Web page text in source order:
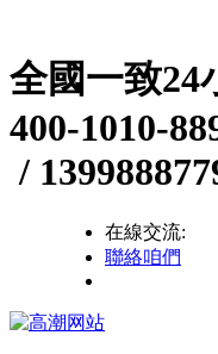
全國一致24
400-1010-
/
在線交流:
聯絡咱們